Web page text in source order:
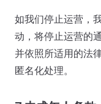
如我们停止运营，
动，将停止运营的
并依照所适用的法
匿名化处理。